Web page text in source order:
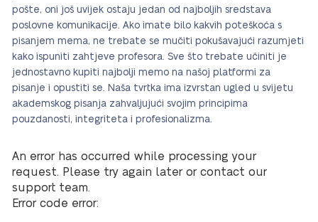
pošte, oni još uvijek ostaju jedan od najboljih sredstava
poslovne komunikacije. Ako imate bilo kakvih poteškoća s
pisanjem mema, ne trebate se mučiti pokušavajući razumjeti
kako ispuniti zahtjeve profesora. Sve što trebate učiniti je
jednostavno kupiti najbolji memo na našoj platformi za
pisanje i opustiti se. Naša tvrtka ima izvrstan ugled u svijetu
akademskog pisanja zahvaljujući svojim principima
pouzdanosti, integriteta i profesionalizma.
An error has occurred while processing your
request. Please try again later or contact our
support team.
Error code error: